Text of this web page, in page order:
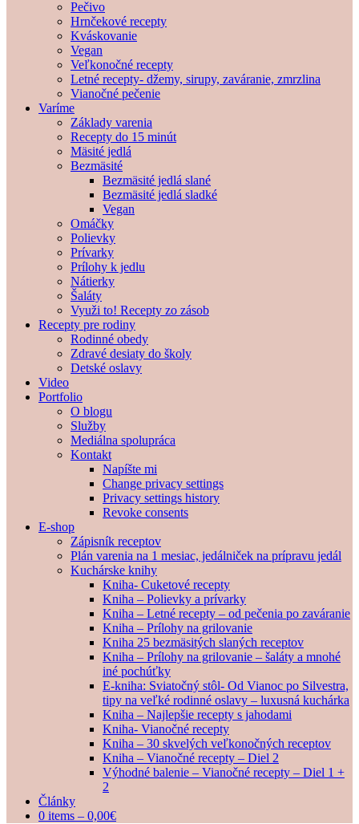
Pečivo
Hrnčekové recepty
Kváskovanie
Vegan
Veľkonočné recepty
Letné recepty- džemy, sirupy, zaváranie, zmrzlina
Vianočné pečenie
Varíme
Základy varenia
Recepty do 15 minút
Mäsité jedlá
Bezmäsité
Bezmäsité jedlá slané
Bezmäsité jedlá sladké
Vegan
Omáčky
Polievky
Prívarky
Prílohy k jedlu
Nátierky
Šaláty
Využi to! Recepty zo zásob
Recepty pre rodiny
Rodinné obedy
Zdravé desiaty do školy
Detské oslavy
Video
Portfolio
O blogu
Služby
Mediálna spolupráca
Kontakt
Napíšte mi
Change privacy settings
Privacy settings history
Revoke consents
E-shop
Zápisník receptov
Plán varenia na 1 mesiac, jedálniček na prípravu jedál
Kuchárske knihy
Kniha- Cuketové recepty
Kniha – Polievky a prívarky
Kniha – Letné recepty – od pečenia po zaváranie
Kniha – Prílohy na grilovanie
Kniha 25 bezmäsitých slaných receptov
Kniha – Prílohy na grilovanie – šaláty a mnohé
iné pochúťky
E-kniha: Sviatočný stôl- Od Vianoc po Silvestra,
tipy na veľké rodinné oslavy – luxusná kuchárka
Kniha – Najlepšie recepty s jahodami
Kniha- Vianočné recepty
Kniha – 30 skvelých veľkonočných receptov
Kniha – Vianočné recepty – Diel 2
Výhodné balenie – Vianočné recepty – Diel 1 +
2
Články
0 items – 0,00€